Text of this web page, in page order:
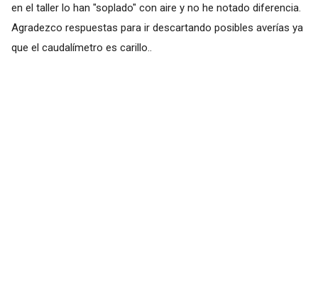
en el taller lo han "soplado" con aire y no he notado diferencia.
Agradezco respuestas para ir descartando posibles averías ya
que el caudalímetro es carillo..